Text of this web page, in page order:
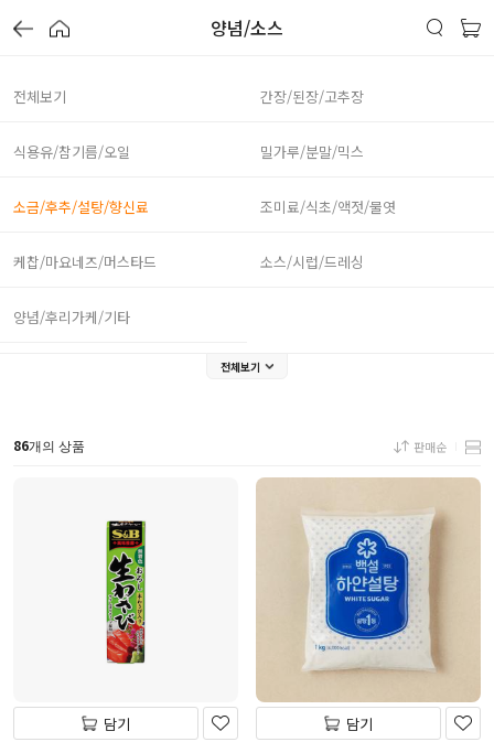
양념/소스
전체보기 간장/된장/고추장
식용유/참기름/오일 밀가루/분말/믹스
소금/후추/설탕/향신료 조미료/식초/액젓/물엿
케찹/마요네즈/머스타드 소스/시럽/드레싱
양념/후리가케/기타
전체보기
86개의 상품 판매순
담기 담기